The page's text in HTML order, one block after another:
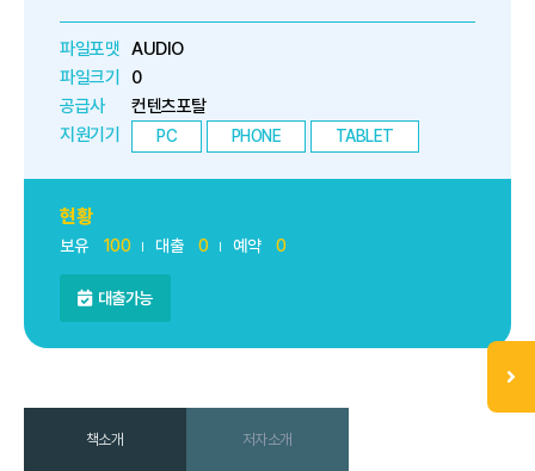
파일포맷 AUDIO
파일크기
0
공급사
컨텐츠포탈
지원기기
PC PHONE TABLET
현황
보유 100 대출 0 예약 0
대출가능
책소개 저자소개